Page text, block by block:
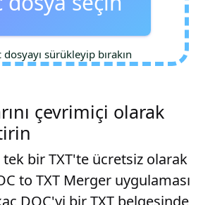
sürükleyip bırakın
çevrimiçi olarak
tek bir TXT'te ücretsiz olarak
to TXT Merger uygulaması
DOC'yi bir TXT belgesinde